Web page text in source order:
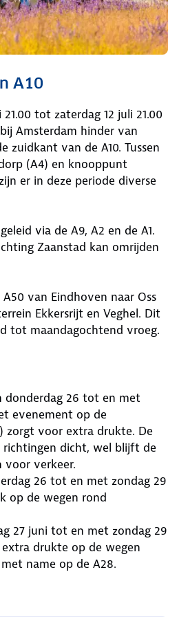
A10
tot zaterdag 12 juli 21.00
Amsterdam hinder van
zuidkant van de A10. Tussen
(A4) en knooppunt
er in deze periode diverse
via de A9, A2 en de A1.
Zaanstad kan omrijden
van Eindhoven naar Oss
Ekkersrijt en Veghel. Dit
tot maandagochtend vroeg.
donderdag 26 tot en met
evenement op de
zorgt voor extra drukte. De
richtingen dicht, wel blijft de
voor verkeer.
26 tot en met zondag 29
op de wegen rond
27 juni tot en met zondag 29
drukte op de wegen
name op de A28.